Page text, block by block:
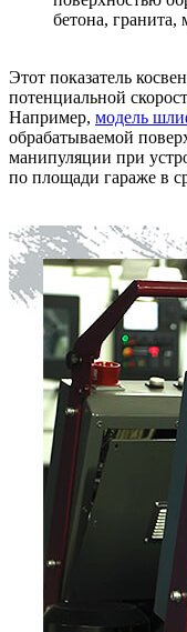
бетона, гранита,
Этот показатель
потенциальной
Например, модель
обрабатываемой
манипуляции при
по площади гараже в